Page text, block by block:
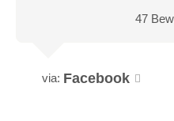
47
via: Facebook